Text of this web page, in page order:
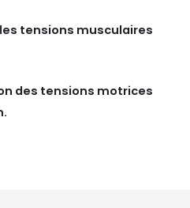
tensions musculaires
des tensions motrices